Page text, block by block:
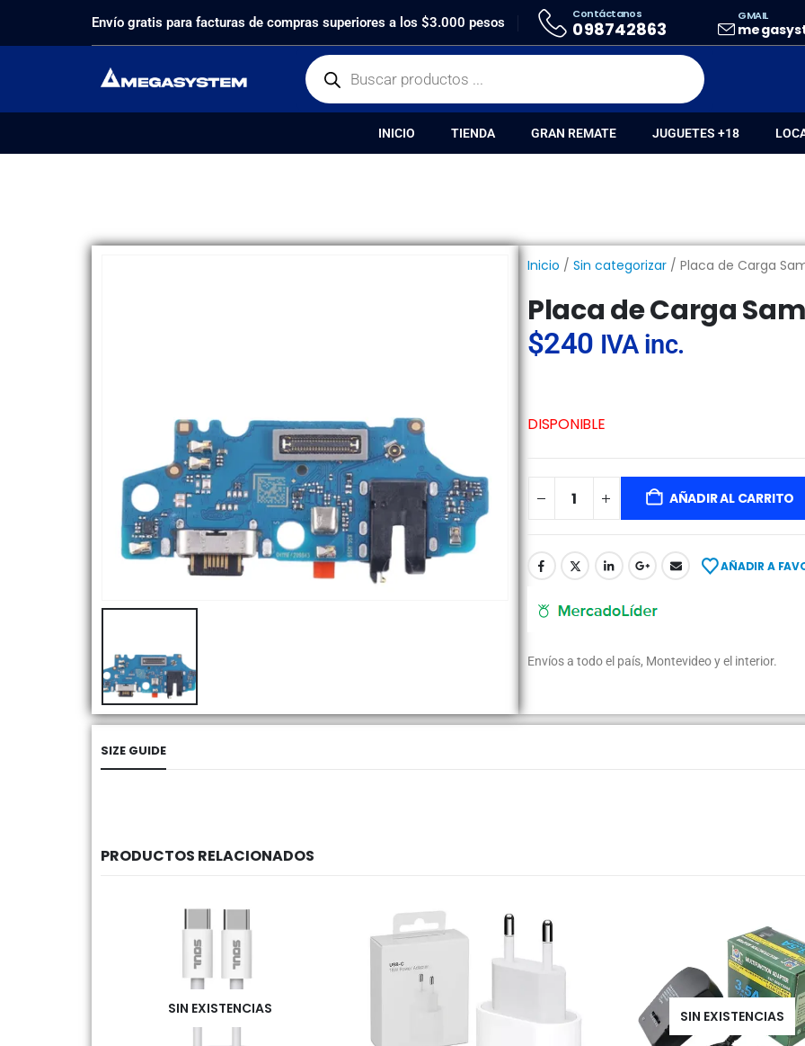
Envío gratis para facturas de compras superiores a los $3.000 pesos
Contáctanos
098742863
GMAIL
INICIO TIENDA GRAN REMATE JUGUETES +18
PRODUCTOSSIN CATEGORIZAR PLACA DE CARGA SAMSUNG A05S
Inicio / Sin categorizar/ Placa de Carga
Placa de Carga
$240 IVA inc.
DISPONIBLE
AÑADIR AL CARRITO
AÑADIR A
Envíos a todo el país, Montevideo y el interior.
SIZE GUIDE
PRODUCTOS RELACIONADOS
SIN EXISTENCIAS SIN EXISTENCIAS